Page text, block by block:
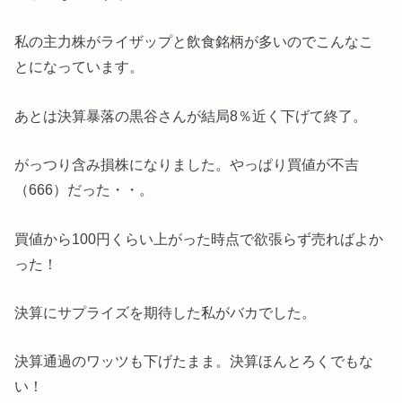
私の主力株がライザップと飲食銘柄が多いのでこんなこ
とになっています。
あとは決算暴落の黒谷さんが結局8％近く下げて終了。
がっつり含み損株になりました。やっぱり買値が不吉
（666）だった・・。
買値から100円くらい上がった時点で欲張らず売ればよか
った！
決算にサプライズを期待した私がバカでした。
決算通過のワッツも下げたまま。決算ほんとろくでもな
い！